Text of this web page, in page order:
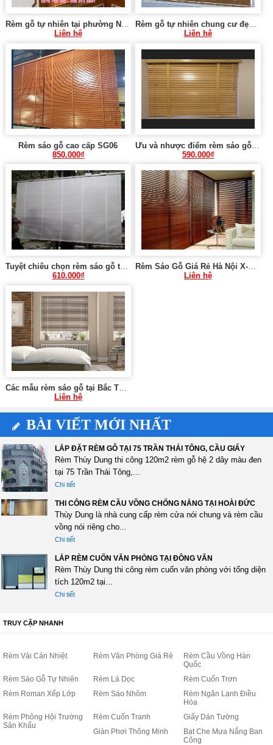
Rèm gỗ tự nhiên tại phường Nghĩa Đô, Cầu Giấy
Liên hệ
Rèm gỗ tự nhiên chung cư đẹp tại trung Hòa, Cầu Giấy
Liên hệ
Rèm sáo gỗ cao cấp SG06
850.000₫
Ưu và nhược điểm rèm sáo gỗ X-020
590.000₫
Tuyệt chiêu chọn rèm sáo gỗ tại Hà Nội 0975 765 295 SG03
610.000₫
Rèm Sáo Gỗ Giá Rẻ Hà Nội X-007
Liên hệ
Các mẫu rèm sáo gỗ tại Bắc Từ Liêm Hà Nội 0975 765 295 X-018
Liên hệ
BÀI VIẾT MỚI NHẤT
LẮP ĐẶT RÈM GỖ TẠI 75 TRẦN THÁI TÔNG, CẦU GIẤY
Rèm Thùy Dung thi công 120m2 rèm gỗ hệ 2 dây màu đen
tại 75 Trần Thái Tông,...
Chi tiết
THI CÔNG RÈM CẦU VỒNG CHỐNG NẮNG TẠI HOÀI ĐỨC
Thùy Dung là nhà cung cấp rèm cửa nói chung và rèm cầu
vồng nói riêng cho...
Chi tiết
LẮP RÈM CUỐN VĂN PHÒNG TẠI ĐỒNG VĂN
Rèm Thùy Dung thi công rèm cuốn văn phòng với tổng diện
tích 120m2 tại...
Chi tiết
TRUY CẬP NHANH
Rèm Vải Cản Nhiệt Rèm Văn Phòng Giá Rẻ
Rèm Cầu Vồng Hàn
Quốc
Rèm Sáo Gỗ Tự Nhiên
Rèm Lá Dọc
Rèm Cuốn Trơn
Rèm Roman Xếp Lớp
Rèm Sáo Nhôm
Rèm Ngăn Lạnh Điều
Hòa
Rèm Phông Hội Trường
Sân Khấu
Rèm Cuốn Tranh
Giấy Dán Tường
Giàn Phơi Thông Minh
Bạt Che Mưa Nắng Ban
Công